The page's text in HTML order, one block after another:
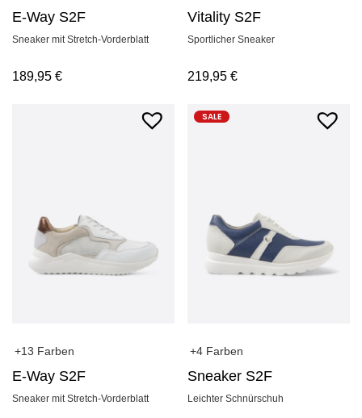
E-Way S2F
Sneaker mit Stretch-Vorderblatt
189,95 €
Vitality S2F
Sportlicher Sneaker
219,95€
+13 Farben
E-Way S2F
Sneaker mit Stretch-Vorderblatt
SALE
+4 Farben
Sneaker S2F
Leichter Schnürschuh